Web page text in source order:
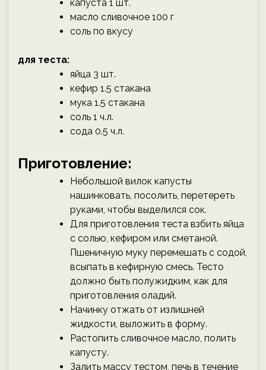
капуста 1 шт.
масло сливочное 100 г
соль по вкусу
для теста:
яйца 3 шт.
кефир 1.5 стакана
мука 1.5 стакана
соль 1 ч.л.
сода 0.5 ч.л.
Приготовление:
Небольшой вилок капусты
нашинковать, посолить, перетереть
руками, чтобы выделился сок.
Для приготовления теста взбить яйца
с солью, кефиром или сметаной.
Пшеничную муку перемешать с содой,
всыпать в кефирную смесь. Тесто
должно быть полужидким, как для
приготовления оладий.
Начинку отжать от излишней
жидкости, выложить в форму.
Растопить сливочное масло, полить
капусту.
Залить массу тестом, печь в течение